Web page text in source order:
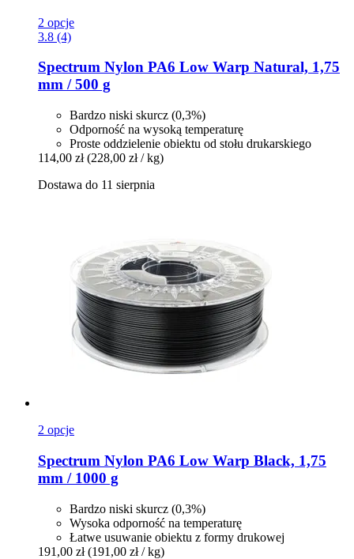
2 opcje
3.8 (4)
Spectrum Nylon PA6 Low Warp Natural, 1,75
mm / 500 g
Bardzo niski skurcz (0,3%)
Odporność na wysoką temperaturę
Proste oddzielenie obiektu od stołu drukarskiego
114,00 zł (228,00 zł / kg)
Dostawa do 11 sierpnia
2 opcje
Spectrum Nylon PA6 Low Warp Black, 1,75
mm / 1000 g
Bardzo niski skurcz (0,3%)
Wysoka odporność na temperaturę
Łatwe usuwanie obiektu z formy drukowej
191,00 zł (191,00 zł / kg)